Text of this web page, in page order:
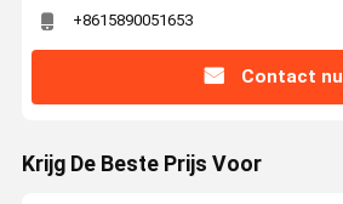
+8615890051653
Contact nu
Krijg De Beste Prijs Voor